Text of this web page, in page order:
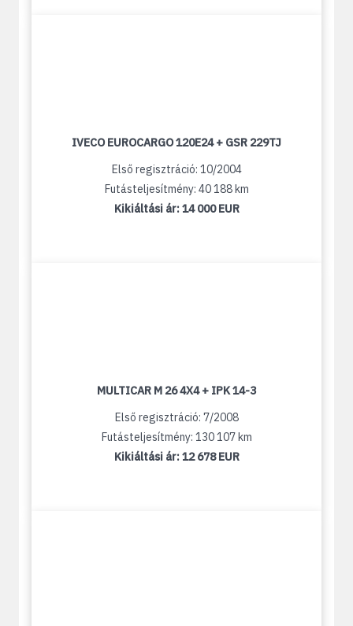
IVECO EUROCARGO 120E24 + GSR 229TJ
Első regisztráció: 10/2004
Futásteljesítmény: 40 188 km
Kikiáltási ár:14 000 EUR
MULTICAR M 26 4X4 + IPK 14-3
Első regisztráció: 7/2008
Futásteljesítmény: 130 107 km
Kikiáltási ár:12 678 EUR